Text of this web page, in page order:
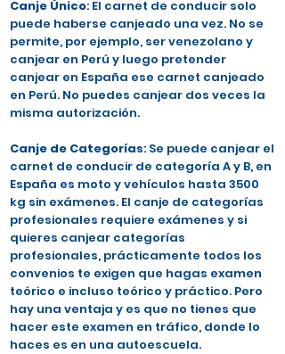
Canje Único: El carnet de conducir solo
puede haberse canjeado una vez. No se
permite, por ejemplo, ser venezolano y
canjear en Perú y luego pretender
canjear en España ese carnet canjeado
en Perú. No puedes canjear dos veces la
misma autorización.
Canje de Categorías: Se puede canjear el
carnet de conducir de categoría A y B, en
España es moto y vehículos hasta 3500
kg sin exámenes. El canje de categorías
profesionales requiere exámenes y si
quieres canjear categorías
profesionales, prácticamente todos los
convenios te exigen que hagas examen
teórico e incluso teórico y práctico. Pero
hay una ventaja y es que no tienes que
hacer este examen en tráfico, donde lo
haces es en una autoescuela.